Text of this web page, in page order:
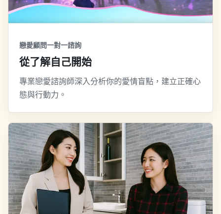
戀愛顧問一對一諮詢
從了解自己開始
專業戀愛諮詢師深入分析你的愛情盲點，建立正確心
態與行動力。